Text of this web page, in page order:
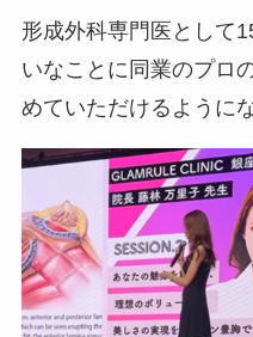
形成外科専門医として
いなことに同業のプロ
めていただけるように